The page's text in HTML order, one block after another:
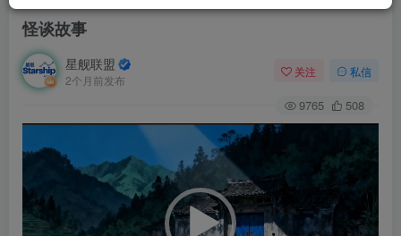
怪谈故事
星舰联盟
2个月前发布
关注 私信
9765 508
播
放